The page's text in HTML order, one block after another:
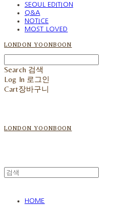
SEOUL EDITION
Q&A
NOTICE
MOST LOVED
LONDON YOONBOON
Search 검색
Log In 로그인
Cart장바구니
LONDON YOONBOON
HOME